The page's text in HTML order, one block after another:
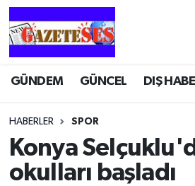
GÜNDEM GÜNCEL DIŞ
HABERLER SPOR
Konya
okulları başladı